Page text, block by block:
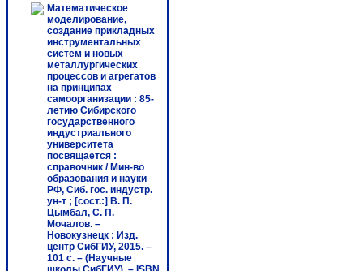
Математическое
моделирование,
создание прикладных
инструментальных
систем и новых
металлургических
процессов и агрегатов
на принципах
самоорганизации : 85-
летию Сибирского
государственного
индустриального
университета
посвящается :
справочник / Мин-во
образования и науки
РФ, Сиб. гос. индустр.
ун-т ; [сост.:] В. П.
Цымбал, С. П.
Мочалов. –
Новокузнецк : Изд.
центр СибГИУ, 2015. –
101 c. – (Научные